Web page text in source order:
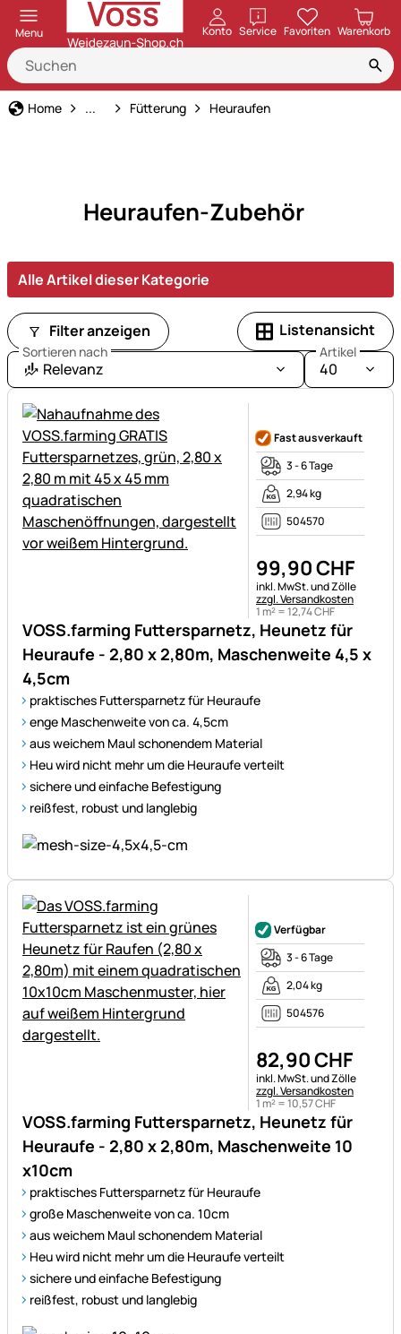
Menu Konto ServiceöffnenFavoriten Warenkorb
Home Pferdehaltung
... Fütterung Heuraufen
Heuraufen-Zubehör
Alle Artikel dieser Kategorie
Filter anzeigen Listenansicht
Sortieren nach
Relevanz
Artikel
40
VOSS.farming Futtersparnetz, Heunetz für
Heuraufe - 2,80 x 2,80m, Maschenweite 4,5 x
4,5cm
praktisches Futtersparnetz für Heuraufe
enge Maschenweite von ca. 4,5cm
aus weichem Maul schonendem Material
Heu wird nicht mehr um die Heuraufe verteilt
sichere und einfache Befestigung
reißfest, robust und langlebig
Fast ausverkauft
3 - 6 Tage
2,94 kg
504570
99,90CHF
Steuerhinweis:
inkl. MwSt. und Zölle
zzgl. Versandkosten
1 m² =12,74CHF
VOSS.farming Futtersparnetz, Heunetz für
Heuraufe - 2,80 x 2,80m, Maschenweite 10
x10cm
praktisches Futtersparnetz für Heuraufe
große Maschenweite von ca. 10cm
aus weichem Maul schonendem Material
Heu wird nicht mehr um die Heuraufe verteilt
sichere und einfache Befestigung
reißfest, robust und langlebig
Verfügbar
3 - 6 Tage
2,04 kg
504576
82,90CHF
Steuerhinweis:
inkl. MwSt. und Zölle
zzgl. Versandkosten
1 m² =10,57CHF